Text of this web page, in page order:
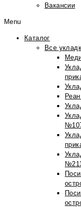
Вакансии
Menu
Каталог
Все